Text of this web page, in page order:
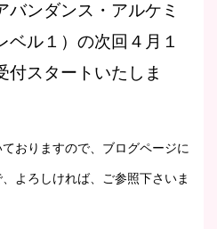
バンダンス・アルケミ
ベル１）の次回４月１
付スタートいたしま
おりますので、ブログページに
よろしければ、ご参照下さいま